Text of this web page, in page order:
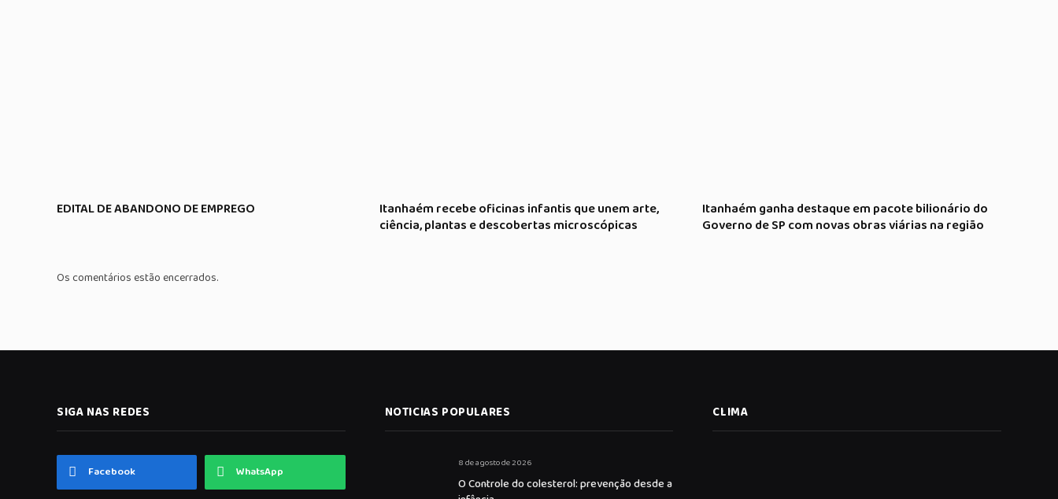
EDITAL DE ABANDONO DE EMPREGO
Itanhaém recebe oficinas infantis que unem arte,
ciência, plantas e descobertas microscópicas
Itanhaém ganha destaque em pacote bilionário do
Governo de SP com novas obras viárias na região
Os comentários estão encerrados.
SIGA NAS REDES
Facebook WhatsApp
NOTICIAS POPULARES
8 de agosto de 2026
O Controle do colesterol: prevenção desde a
CLIMA